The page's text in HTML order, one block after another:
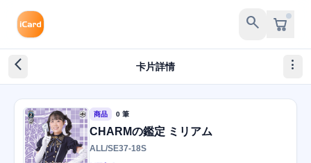
search
arrow_back_ios_new 卡片詳情 more_vert
商品 0 筆
CHARMの鑑定 ミリアム
ALL/SE37-18S